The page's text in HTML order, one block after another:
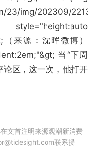
文首注明来源观潮新消费
联系授